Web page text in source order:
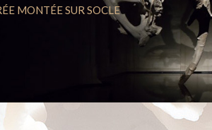
MONTÉE SUR SOCLE